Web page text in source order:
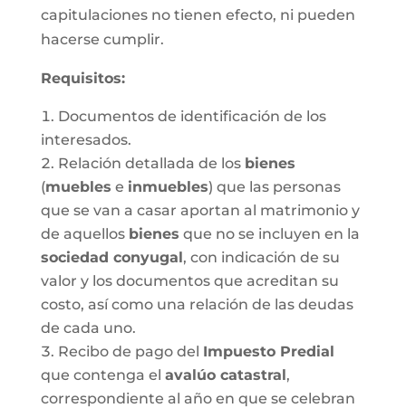
capitulaciones no tienen efecto, ni pueden
hacerse cumplir.
Requisitos:
Documentos de identificación de los
interesados.
Relación detallada de los bienes
(muebles e inmuebles) que las personas
que se van a casar aportan al matrimonio y
de aquellos bienes que no se incluyen en la
sociedad conyugal, con indicación de su
valor y los documentos que acreditan su
costo, así como una relación de las deudas
de cada uno.
Recibo de pago del Impuesto Predial
que contenga el avalúo catastral,
correspondiente al año en que se celebran